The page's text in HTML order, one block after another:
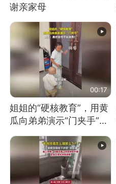
谢亲家母
00:17
姐姐的“硬核教育”，用黄
瓜向弟弟演示“门夹手”，
网友：果然言传不如身
教！